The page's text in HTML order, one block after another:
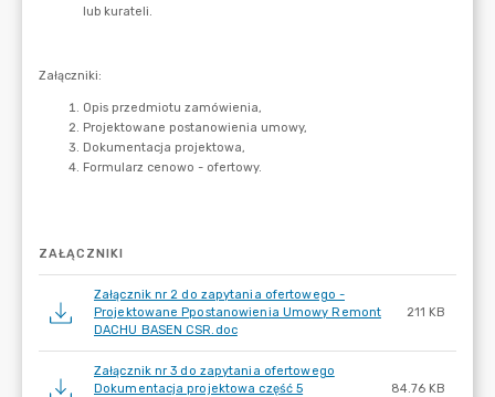
ZAŁĄCZNIKI
Załącznik nr 2 do zapytania ofertowego -
Projektowane Ppostanowienia Umowy Remont
DACHU BASEN CSR.doc
211 KB
Załącznik nr 3 do zapytania ofertowego
Dokumentacja projektowa część 5
84.76 KB